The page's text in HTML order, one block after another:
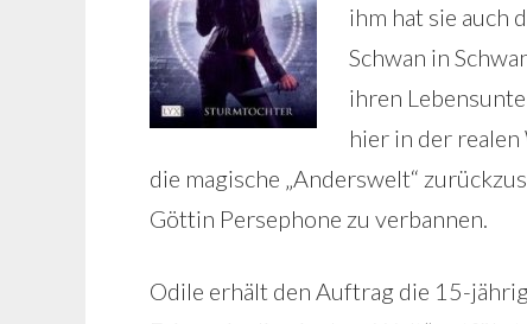
ihm hat sie auch
Schwan in
ihren
hier in der realen
die magische „Anderswelt“
Göttin Persephone zu verbannen.
Odile erhält den Auftrag die 15-